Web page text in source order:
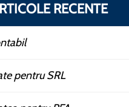
RECENTE
pentru SRL